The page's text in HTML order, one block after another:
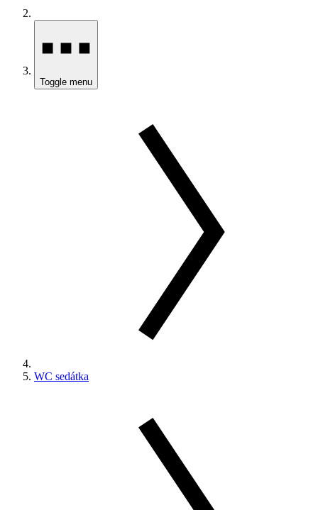
Toggle menu
WC sedátka